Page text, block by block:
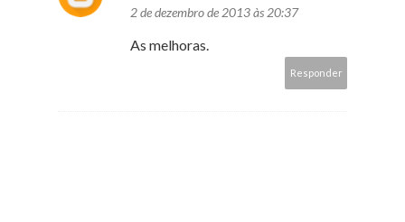
2 de dezembro de 2013 às 20:37
As melhoras.
Responder